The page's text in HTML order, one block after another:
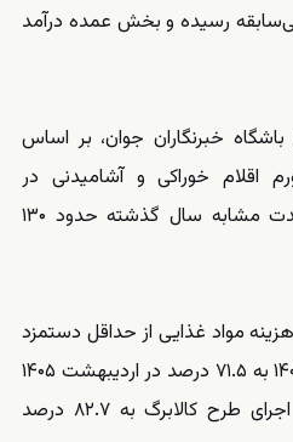
رسیده و بخش عمده درآمد
خبرنگاران جوان، بر اساس
اقلام خوراکی و آشامیدنی در
اردیبهشت ۱۴۰۵ نسبت به مدت مشابه سال گذشته حدود ۱۳۰
مواد غذایی از حداقل دستمزد
از ۵۳.۹ درصد در اردیبهشت ۱۴۰۴ به ۷۱.۵ درصد در اردیبهشت ۱۴۰۵
رسیده است. این رقم بدون اجرای طرح کالابرگ به ۸۲.۷ درصد